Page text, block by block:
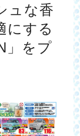
ュな香
にする
をプ